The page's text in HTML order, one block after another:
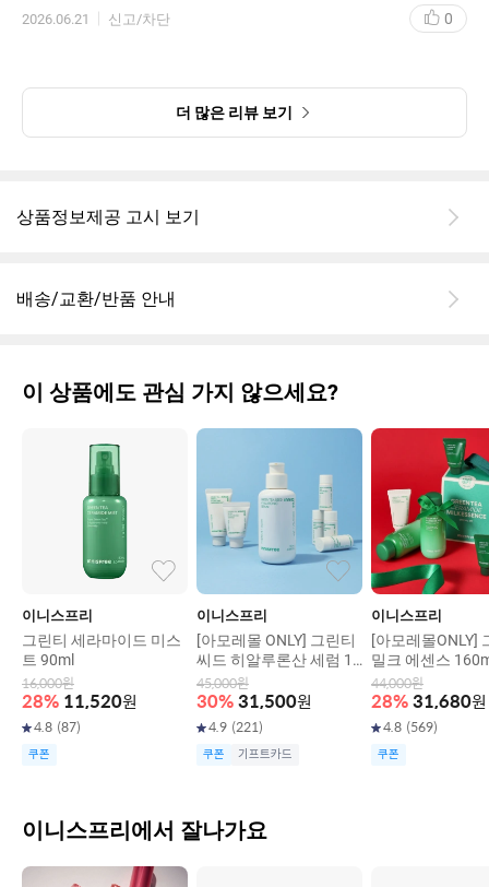
2026.06.21 신고/차단 0
더 많은 리뷰 보기
상품정보제공 고시 보기
배송/교환/반품 안내
이 상품에도 관심 가지 않으세요?
이니스프리
그린티 세라마이드 미스
트 90ml
16,000원
28% 11,520원
4.8 (87)
쿠폰
이니스프리
[아모레몰 ONLY] 그린티
씨드 히알루론산 세럼 13
0ml 기획세트
45,000원
30% 31,500원
4.9 (221)
쿠폰 기프트카드
이니스프리
[아모레몰ONLY]
밀크 에센스
기획세트
44,000원
28% 31,680원
4.8 (569)
쿠폰
이니스프리에서 잘나가요